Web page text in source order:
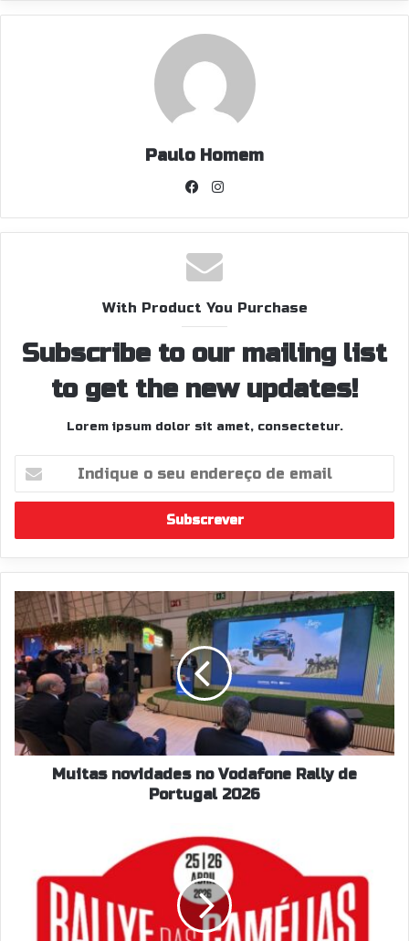
Paulo Homem
Facebook
With Product You Purchase
Subscribe to our mailing list
to get the new updates!
Lorem ipsum dolor sit amet, consectetur.
seu
de
email
Muitas
novidades
no
Vodafone
Rally
de
Portugal
2026
Muitas novidades no Vodafone Rally de
Portugal 2026